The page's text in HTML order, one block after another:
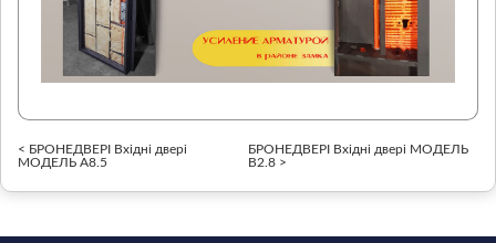
< БРОНЕДВЕРІ Вхідні двері
МОДЕЛЬ А8.5
БРОНЕДВЕРІ Вхідні двері МОДЕЛЬ
В2.8 >